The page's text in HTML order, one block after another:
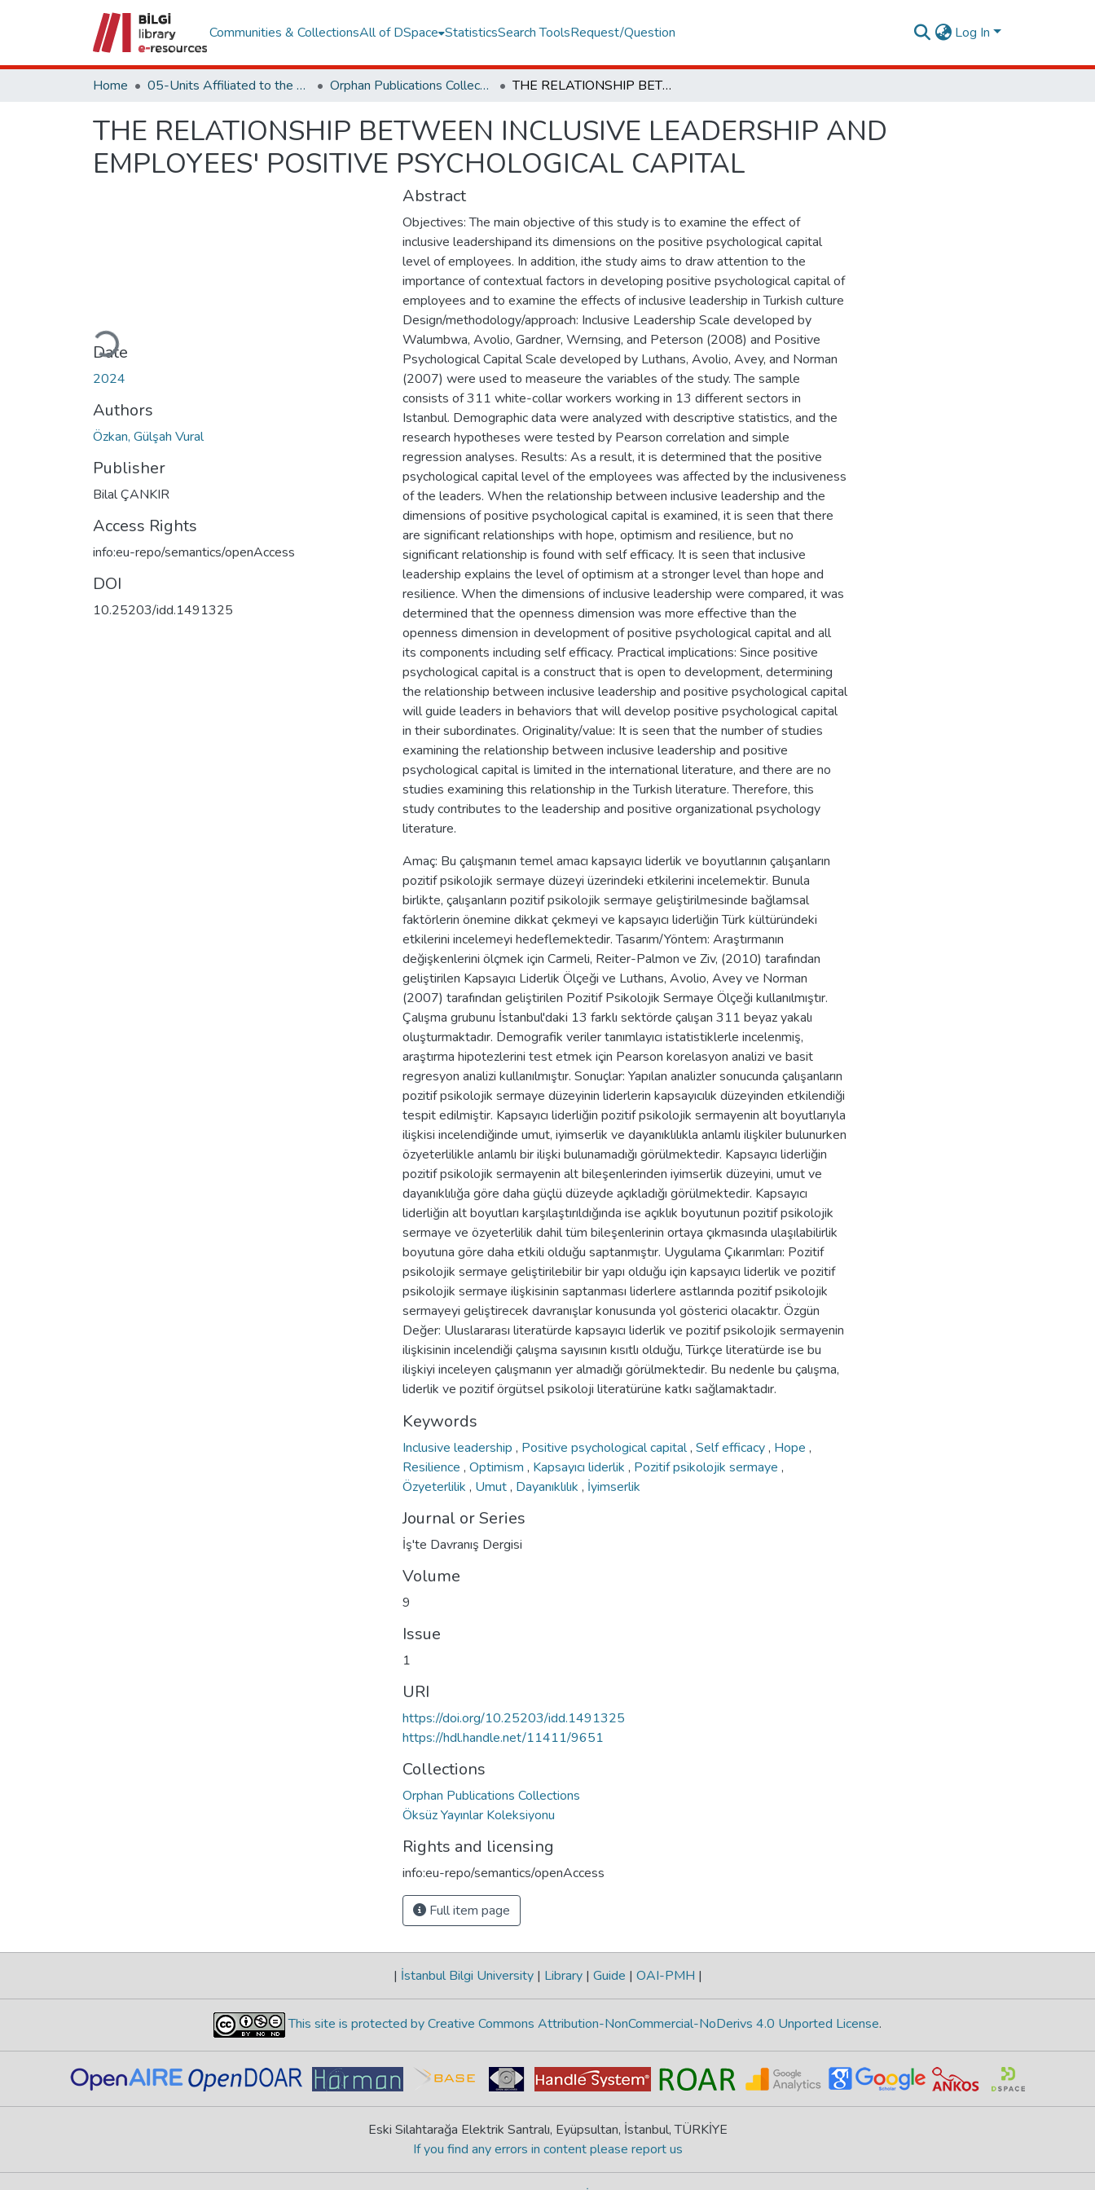
Communities & CollectionsAll of DSpace StatisticsSearch ToolsRequest/Question Log In
Home 05-Units Affiliated to the Rectorate Orphan Publications Collections THE RELATIONSHIP BETWEEN INCLUSIVE LEADERSHIP AND EMPLOYEES' POSITIVE PSYCHOLOGICAL CAPITAL
THE RELATIONSHIP BETWEEN INCLUSIVE LEADERSHIP AND
EMPLOYEES' POSITIVE PSYCHOLOGICAL CAPITAL
Loading...
Date
2024
Authors
Özkan, Gülşah Vural
Publisher
Bilal ÇANKIR
Access Rights
info:eu-repo/semantics/openAccess
DOI
10.25203/idd.1491325
Abstract
Objectives: The main objective of this study is to examine the effect of
inclusive leadershipand its dimensions on the positive psychological capital
level of employees. In addition, ithe study aims to draw attention to the
importance of contextual factors in developing positive psychological capital of
employees and to examine the effects of inclusive leadership in Turkish culture
Design/methodology/approach: Inclusive Leadership Scale developed by
Walumbwa, Avolio, Gardner, Wernsing, and Peterson (2008) and Positive
Psychological Capital Scale developed by Luthans, Avolio, Avey, and Norman
(2007) were used to measeure the variables of the study. The sample
consists of 311 white-collar workers working in 13 different sectors in
Istanbul. Demographic data were analyzed with descriptive statistics, and the
research hypotheses were tested by Pearson correlation and simple
regression analyses. Results: As a result, it is determined that the positive
psychological capital level of the employees was affected by the inclusiveness
of the leaders. When the relationship between inclusive leadership and the
dimensions of positive psychological capital is examined, it is seen that there
are significant relationships with hope, optimism and resilience, but no
significant relationship is found with self efficacy. It is seen that inclusive
leadership explains the level of optimism at a stronger level than hope and
resilience. When the dimensions of inclusive leadership were compared, it was
determined that the openness dimension was more effective than the
openness dimension in development of positive psychological capital and all
its components including self efficacy. Practical implications: Since positive
psychological capital is a construct that is open to development, determining
the relationship between inclusive leadership and positive psychological capital
will guide leaders in behaviors that will develop positive psychological capital
in their subordinates. Originality/value: It is seen that the number of studies
examining the relationship between inclusive leadership and positive
psychological capital is limited in the international literature, and there are no
studies examining this relationship in the Turkish literature. Therefore, this
study contributes to the leadership and positive organizational psychology
literature.
Amaç: Bu çalışmanın temel amacı kapsayıcı liderlik ve boyutlarının çalışanların
pozitif psikolojik sermaye düzeyi üzerindeki etkilerini incelemektir. Bunula
birlikte, çalışanların pozitif psikolojik sermaye geliştirilmesinde bağlamsal
faktörlerin önemine dikkat çekmeyi ve kapsayıcı liderliğin Türk kültüründeki
etkilerini incelemeyi hedeflemektedir. Tasarım/Yöntem: Araştırmanın
değişkenlerini ölçmek için Carmeli, Reiter-Palmon ve Ziv, (2010) tarafından
geliştirilen Kapsayıcı Liderlik Ölçeği ve Luthans, Avolio, Avey ve Norman
(2007) tarafından geliştirilen Pozitif Psikolojik Sermaye Ölçeği kullanılmıştır.
Çalışma grubunu İstanbul'daki 13 farklı sektörde çalışan 311 beyaz yakalı
oluşturmaktadır. Demografik veriler tanımlayıcı istatistiklerle incelenmiş,
araştırma hipotezlerini test etmek için Pearson korelasyon analizi ve basit
regresyon analizi kullanılmıştır. Sonuçlar: Yapılan analizler sonucunda çalışanların
pozitif psikolojik sermaye düzeyinin liderlerin kapsayıcılık düzeyinden etkilendiği
tespit edilmiştir. Kapsayıcı liderliğin pozitif psikolojik sermayenin alt boyutlarıyla
ilişkisi incelendiğinde umut, iyimserlik ve dayanıklılıkla anlamlı ilişkiler bulunurken
özyeterlilikle anlamlı bir ilişki bulunamadığı görülmektedir. Kapsayıcı liderliğin
pozitif psikolojik sermayenin alt bileşenlerinden iyimserlik düzeyini, umut ve
dayanıklılığa göre daha güçlü düzeyde açıkladığı görülmektedir. Kapsayıcı
liderliğin alt boyutları karşılaştırıldığında ise açıklık boyutunun pozitif psikolojik
sermaye ve özyeterlilik dahil tüm bileşenlerinin ortaya çıkmasında ulaşılabilirlik
boyutuna göre daha etkili olduğu saptanmıştır. Uygulama Çıkarımları: Pozitif
psikolojik sermaye geliştirilebilir bir yapı olduğu için kapsayıcı liderlik ve pozitif
psikolojik sermaye ilişkisinin saptanması liderlere astlarında pozitif psikolojik
sermayeyi geliştirecek davranışlar konusunda yol gösterici olacaktır. Özgün
Değer: Uluslararası literatürde kapsayıcı liderlik ve pozitif psikolojik sermayenin
ilişkisinin incelendiği çalışma sayısının kısıtlı olduğu, Türkçe literatürde ise bu
ilişkiyi inceleyen çalışmanın yer almadığı görülmektedir. Bu nedenle bu çalışma,
liderlik ve pozitif örgütsel psikoloji literatürüne katkı sağlamaktadır.
Keywords
Inclusive leadership , Positive psychological capital, Self efficacy, Hope ,
Resilience , Optimism , Kapsayıcı liderlik , Pozitif psikolojik sermaye ,
Özyeterlilik , Umut, Dayanıklılık , İyimserlik
Journal or Series
İş'te Davranış Dergisi
Volume
9
Issue
1
URI
https://doi.org/10.25203/idd.1491325
https://hdl.handle.net/11411/9651
Collections
Orphan Publications Collections
Öksüz Yayınlar Koleksiyonu
Rights and licensing
info:eu-repo/semantics/openAccess
Full item page
| İstanbul Bilgi University | Library | Guide | OAI-PMH |
This site is protected by Creative Commons Attribution-NonCommercial-NoDerivs 4.0 Unported License.
Eski Silahtarağa Elektrik Santralı, Eyüpsultan, İstanbul, TÜRKİYE
If you find any errors in content please report us